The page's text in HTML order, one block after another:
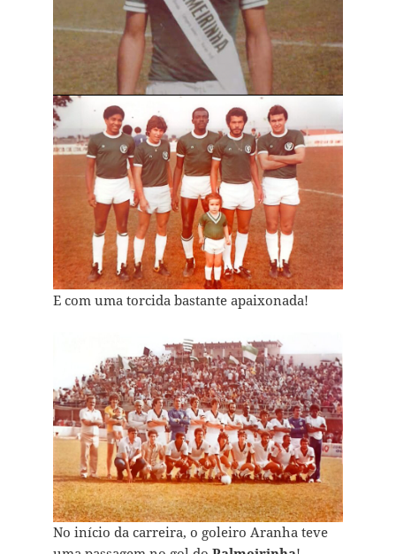
E com uma torcida bastante apaixonada!
No início da carreira, o goleiro Aranha teve